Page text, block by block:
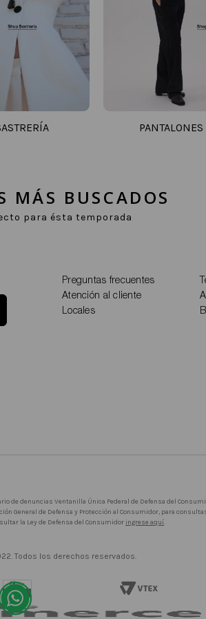
PANTALONES
MÁS BUSCADOS
para ésta temporada
Preguntas frecuentes
Atención al cliente
Locales
de denuncias Ventanilla Única Federal de Defensa del
General de Defensa y Protección al Consumidor, para
la Ley de Defensa del Consumidor ingrese aquí.
Todos los derechos reservados.